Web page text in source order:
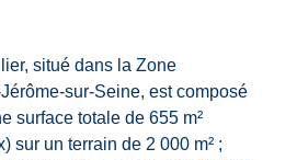
situé dans la Zone
sur-Seine, est composé
surface totale de 655 m²
sur un terrain de 2 000 m² ;